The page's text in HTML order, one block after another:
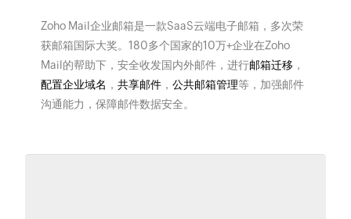
Zoho Mail企业邮箱是一款SaaS云端电子邮箱，多次荣
获邮箱国际大奖。180多个国家的10万+企业在Zoho
Mail的帮助下，安全收发国内外邮件，进行邮箱迁移 ，
配置企业域名 ， 共享邮件， 公共邮箱管理等，加强邮件
沟通能力，保障邮件数据安全。